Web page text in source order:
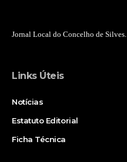
Jornal Local do Concelho de Silves.
Links Úteis
Notícias
Estatuto Editorial
Ficha Técnica